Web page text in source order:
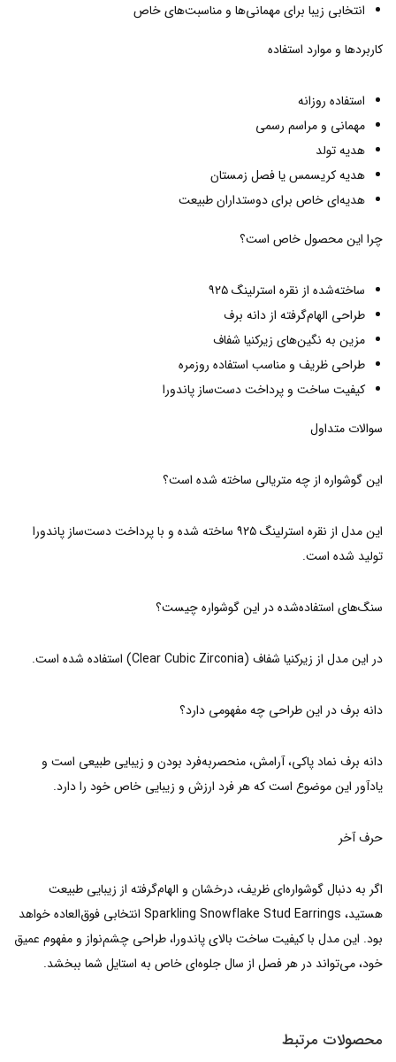
انتخابی زیبا برای مهمانی‌ها و مناسبت‌های خاص
کاربردها و موارد استفاده
استفاده روزانه
مهمانی و مراسم رسمی
هدیه تولد
هدیه کریسمس یا فصل زمستان
هدیه‌ای خاص برای دوستداران طبیعت
چرا این محصول خاص است؟
ساخته‌شده از نقره استرلینگ ۹۲۵
طراحی الهام‌گرفته از دانه برف
مزین به نگین‌های زیرکنیا شفاف
طراحی ظریف و مناسب استفاده روزمره
کیفیت ساخت و پرداخت دست‌ساز پاندورا
سوالات متداول
این گوشواره از چه متریالی ساخته شده است؟
این مدل از نقره استرلینگ ۹۲۵ ساخته شده و با پرداخت دست‌ساز پاندورا
تولید شده است.
سنگ‌های استفاده‌شده در این گوشواره چیست؟
در این مدل از زیرکنیا شفاف (Clear Cubic Zirconia) استفاده شده است.
دانه برف در این طراحی چه مفهومی دارد؟
دانه برف نماد پاکی، آرامش، منحصربه‌فرد بودن و زیبایی طبیعی است و
یادآور این موضوع است که هر فرد ارزش و زیبایی خاص خود را دارد.
حرف آخر
اگر به دنبال گوشواره‌ای ظریف، درخشان و الهام‌گرفته از زیبایی طبیعت
هستید، Sparkling Snowflake Stud Earrings انتخابی فوق‌العاده خواهد
بود. این مدل با کیفیت ساخت بالای پاندورا، طراحی چشم‌نواز و مفهوم عمیق
خود، می‌تواند در هر فصل از سال جلوه‌ای خاص به استایل شما ببخشد.
محصولات مرتبط